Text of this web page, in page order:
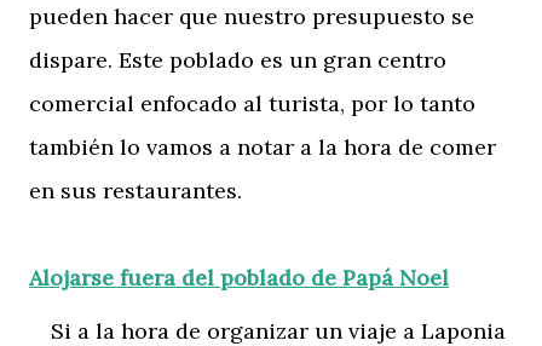
pueden hacer que nuestro presupuesto se
dispare. Este poblado es un gran centro
comercial enfocado al turista, por lo tanto
también lo vamos a notar a la hora de comer
en sus restaurantes.
Alojarse fuera del poblado de Papá Noel
Si a la hora de organizar un viaje a Laponia